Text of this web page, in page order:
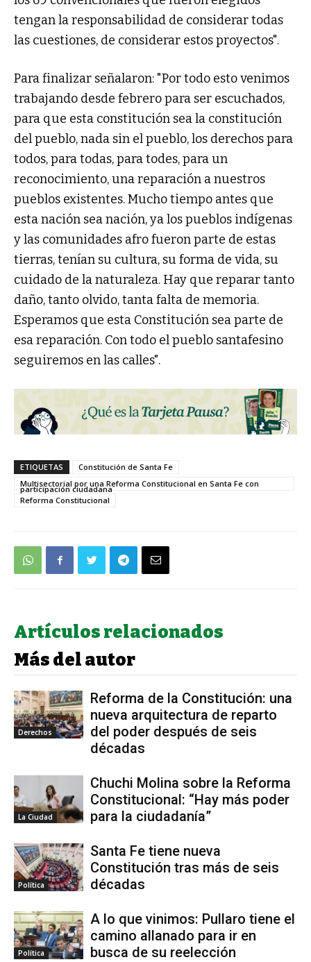
tengan la responsabilidad de considerar todas
las cuestiones, de considerar estos proyectos".
Para finalizar señalaron: "Por todo esto venimos
trabajando desde febrero para ser escuchados,
para que esta constitución sea la constitución
del pueblo, nada sin el pueblo, los derechos para
todos, para todas, para todes, para un
reconocimiento, una reparación a nuestros
pueblos existentes. Mucho tiempo antes que
esta nación sea nación, ya los pueblos indígenas
y las comunidades afro fueron parte de estas
tierras, tenían su cultura, su forma de vida, su
cuidado de la naturaleza. Hay que reparar tanto
daño, tanto olvido, tanta falta de memoria.
Esperamos que esta Constitución sea parte de
esa reparación. Con todo el pueblo santafesino
seguiremos en las calles".
ETIQUETAS
Constitución de Santa Fe
Multisectorial por una Reforma Constitucional en Santa Fe con
participación ciudadana
Reforma Constitucional
Artículos relacionados
Más del autor
Derechos
Reforma de la Constitución: una
nueva arquitectura de reparto
del poder después de seis
décadas
La Ciudad
Chuchi Molina sobre la Reforma
Constitucional: “Hay más poder
para la ciudadanía”
Política
Santa Fe tiene nueva
Constitución tras más de seis
décadas
Política
A lo que vinimos: Pullaro tiene el
camino allanado para ir en
busca de su reelección